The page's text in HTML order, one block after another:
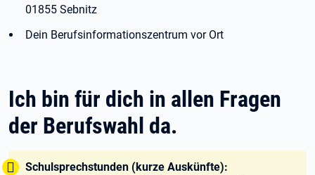
01855 Sebnitz
Dein Berufsinformationszentrum vor Ort
Ich bin für dich in allen Fragen
der Berufswahl da.
Tipp:
Schulsprechstunden (kurze Auskünfte):